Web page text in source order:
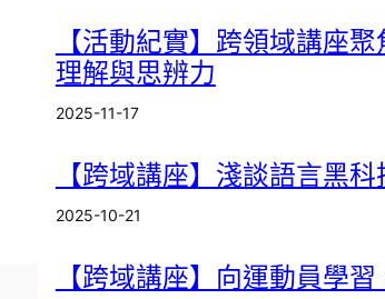
室
消
要
公
【活動紀實】跨領域講座
理解與思辨力
2025-11-17
【跨域講座】淺談語言黑
2025-10-21
【跨域講座】向運動員學